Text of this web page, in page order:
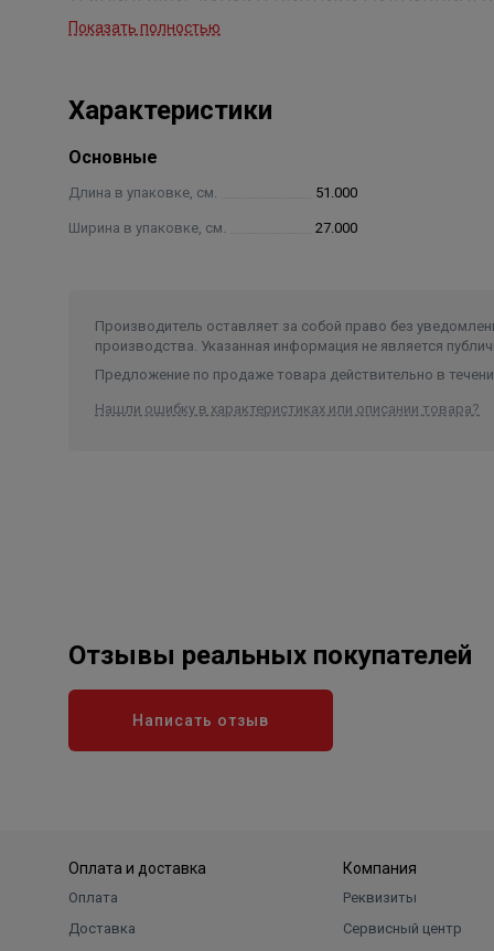
- Максимальное рабочее давление: 10
- Максимальное процентное количество гликоля:
- Корпус деаэратора, корпус отсекателя и
- Поплавок деаэратора: у резьбовых моделей -
Показать полностью
Характеристики
Основные
Длина в упаковке, см. 51.000
Ширина в упаковке, см. 27.000
Производитель оставляет за собой право без
производства. Указанная информация не является
Предложение по продаже товара действительно в
Нашли ошибку в характеристиках или описании товара?
Отзывы реальных покупателей
Написать отзыв
Оплата и доставка
Оплата
Доставка
Компания
Реквизиты
Сервисный центр